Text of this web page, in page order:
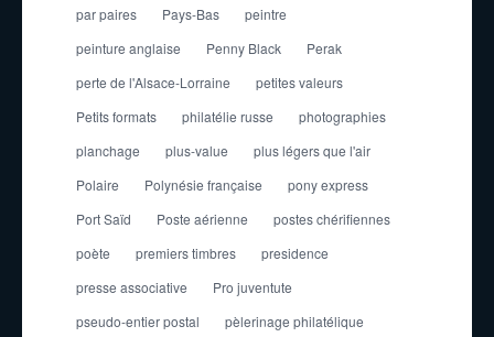
par paires
Pays-Bas
peintre
peinture anglaise
Penny Black
Perak
perte de l'Alsace-Lorraine
petites valeurs
Petits formats
philatélie russe
photographies
planchage
plus-value
plus légers que l'air
Polaire
Polynésie française
pony express
Port Saïd
Poste aérienne
postes chérifiennes
poète
premiers timbres
presidence
presse associative
Pro juventute
pseudo-entier postal
pèlerinage philatélique